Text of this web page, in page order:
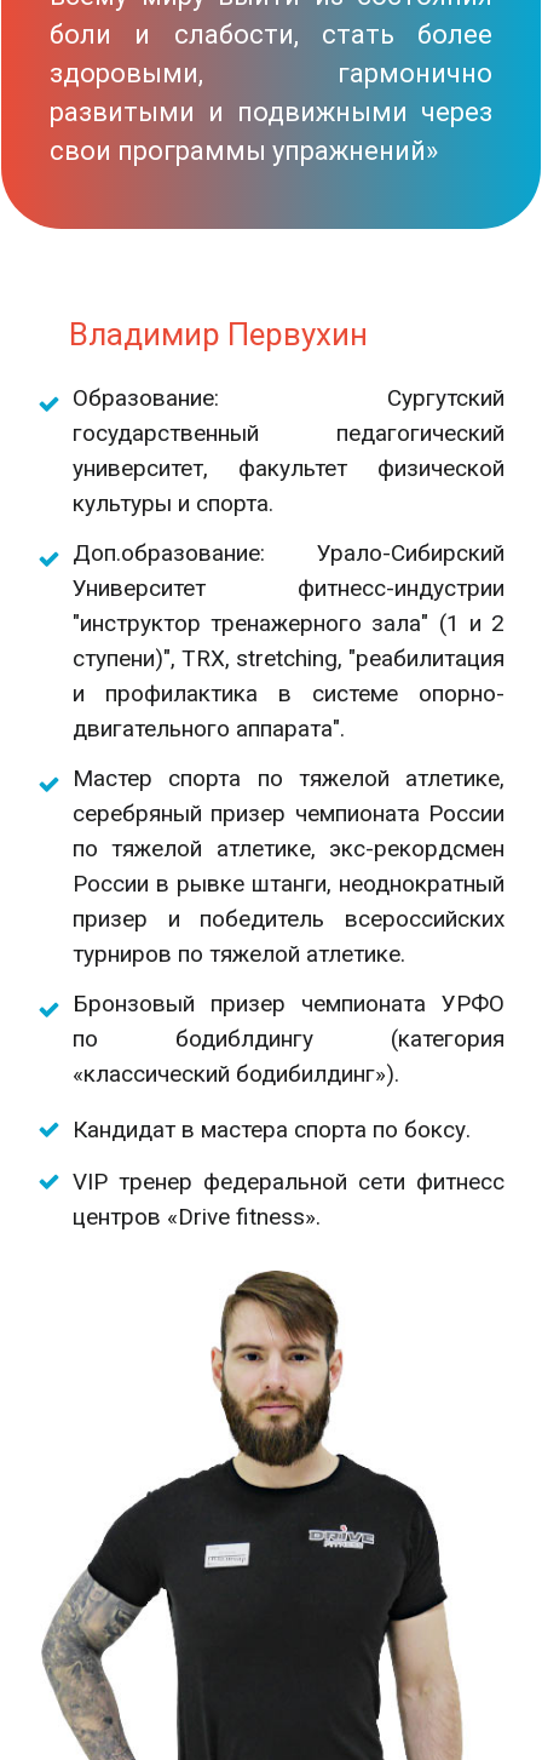
боли и слабости, стать более
здоровыми, гармонично
развитыми и подвижными через
свои программы упражнений»
Владимир Первухин
Образование: Сургутский
государственный педагогический
университет, факультет физической
культуры и спорта.
Доп.образование: Урало-Сибирский
Университет фитнесс-индустрии
"инструктор тренажерного зала" (1 и 2
ступени)", TRX, stretching, "реабилитация
и профилактика в системе опорно-
двигательного аппарата".
Мастер спорта по тяжелой атлетике,
серебряный призер чемпионата России
по тяжелой атлетике, экс-рекордсмен
России в рывке штанги, неоднократный
призер и победитель всероссийских
турниров по тяжелой атлетике.
Бронзовый призер чемпионата УРФО
по бодиблдингу (категория
«классический бодибилдинг»).
Кандидат в мастера спорта по боксу.
VIP тренер федеральной сети фитнесс
центров «Drive fitness».